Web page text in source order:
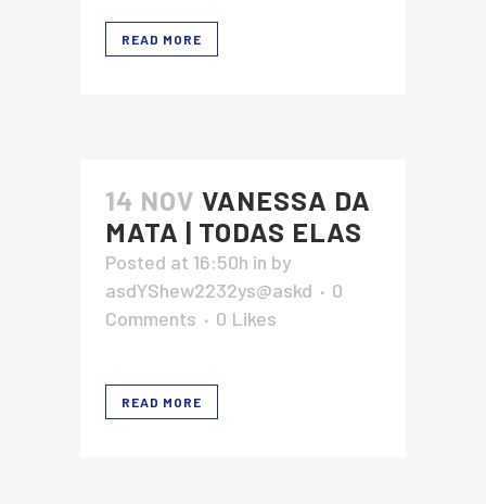
READ MORE
14 NOV VANESSA DA
MATA | TODAS ELAS
Posted at 16:50h in by
asdYShew2232ys@askd
0
Comments
0 Likes
READ MORE